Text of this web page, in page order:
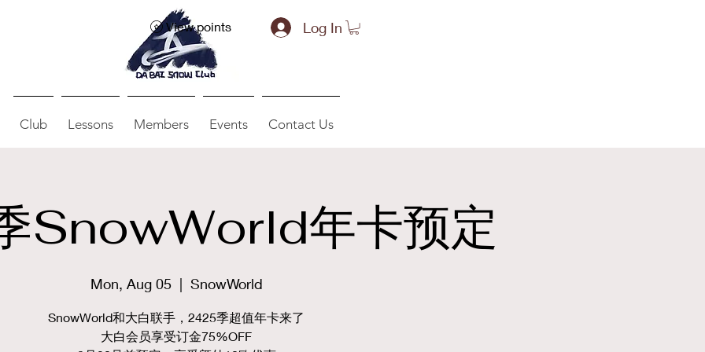
View points Log In
Club Lessons Members Events Contact Us
SnowWorld年卡预定
Mon, Aug 05
  |
SnowWorld
SnowWorld和大白联手，2425季超值年卡来了
大白会员享受订金75%OFF